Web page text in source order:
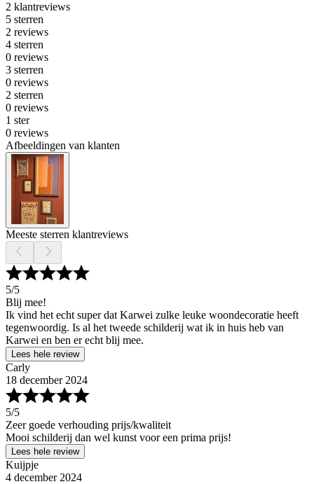
2 klantreviews
5 sterren
2 reviews
4 sterren
0 reviews
3 sterren
0 reviews
2 sterren
0 reviews
1 ster
0 reviews
Afbeeldingen van klanten
Meeste sterren klantreviews
5/5
Blij mee!
Ik vind het echt super dat Karwei zulke leuke woondecoratie heeft
tegenwoordig. Is al het tweede schilderij wat ik in huis heb van
Karwei en ben er echt blij mee.
Lees hele review
Carly
18 december 2024
5/5
Zeer goede verhouding prijs/kwaliteit
Mooi schilderij dan wel kunst voor een prima prijs!
Lees hele review
Kuijpje
4 december 2024